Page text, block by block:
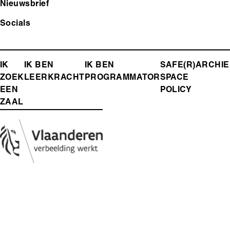
Nieuwsbrief
Socials
FOOTER-
MENU
IK
ZOEK
EEN
ZAAL
IK BEN
LEERKRACHT
IK BEN
PROGRAMMATOR
SAFE(R)
SPACE
POLICY
Media
Afbeelding